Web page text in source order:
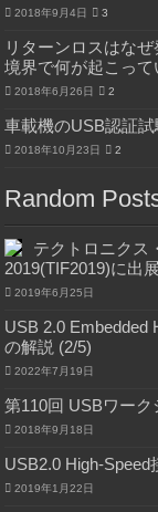
2018年9月4日 3
リターンロスはな
境界で何が起こっ
2018年6月26日 2
車載機のUSB認証
2018年10月23日 2
Random
テクトロニクス
2019(TIF2019)に出
2019年6月25日
USB 2.0 Embedded
の解説 (2/5)
2022年7月19日
第110回 USBワー
2018年9月18日
USB2.0 High-
2019年1月22日